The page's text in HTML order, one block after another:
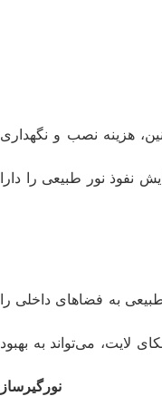
هزینه نصب و نگهداری
نفوذ نور طبیعی را دارا
به فضاهای داخلی را
لایت، می‌تواند به بهبود
نورگیرساز